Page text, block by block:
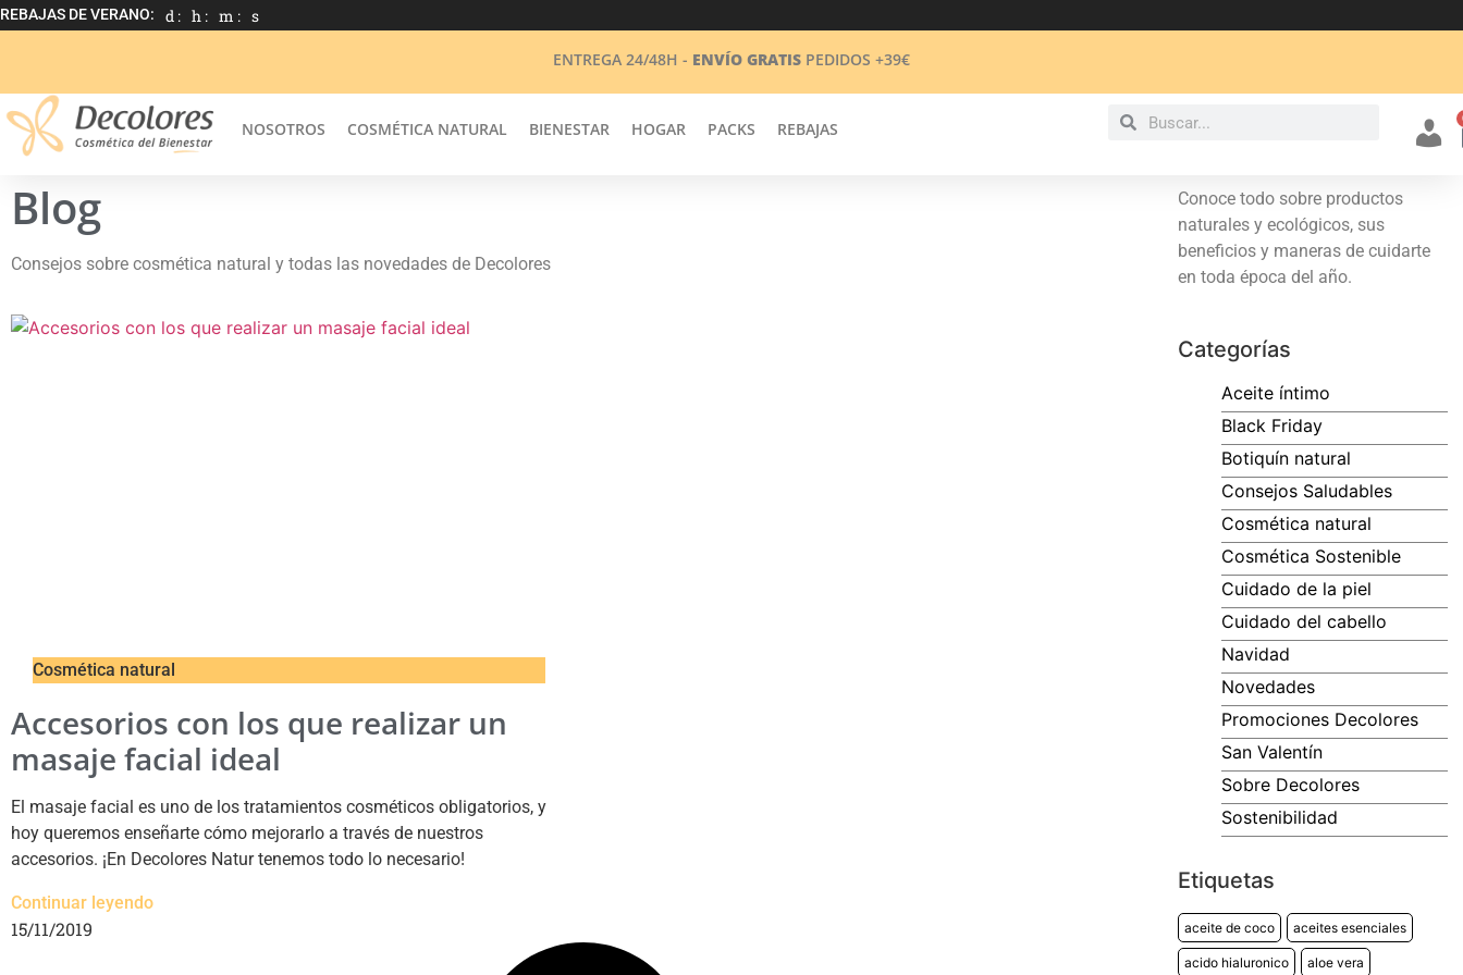
REBAJAS DE VERANO: d : h : m : s
ENTREGA 24/48H - ENVÍO GRATIS PEDIDOS +39€
NOSOTROS COSMÉTICA NATURAL BIENESTAR HOGAR PACKS REBAJAS
Mi
Blog
Consejos sobre cosmética natural y todas las novedades de Decolores
Cosmética natural
Accesorios con los que realizar un
masaje facial ideal
El masaje facial es uno de los tratamientos cosméticos obligatorios, y
hoy queremos enseñarte cómo mejorarlo a través de nuestros
accesorios. ¡En Decolores Natur tenemos todo lo necesario!
Continuar leyendo
15/11/2019
Conoce todo sobre productos
naturales y ecológicos, sus
beneficios y maneras de cuidarte
en toda época del año.
Categorías
Aceite íntimo
Black Friday
Botiquín natural
Consejos Saludables
Cosmética natural
Cosmética Sostenible
Cuidado de la piel
Cuidado del cabello
Navidad
Novedades
Promociones Decolores
San Valentín
Sobre Decolores
Sostenibilidad
Etiquetas
aceite de coco aceites esenciales
acido hialuronico aloe vera